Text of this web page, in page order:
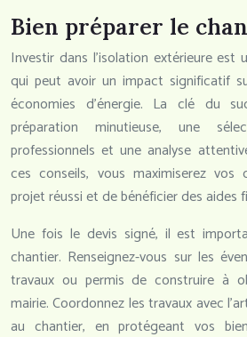
Bien préparer le
Investir dans l’isolation extérieure est
qui peut avoir un impact significatif
économies d’énergie. La clé du
préparation minutieuse, une
professionnels et une analyse
ces conseils, vous maximiserez vos
projet réussi et de bénéficier des aides
Une fois le devis signé, il est
chantier. Renseignez-vous sur les
travaux ou permis de construire à
mairie. Coordonnez les travaux avec
au chantier, en protégeant vos